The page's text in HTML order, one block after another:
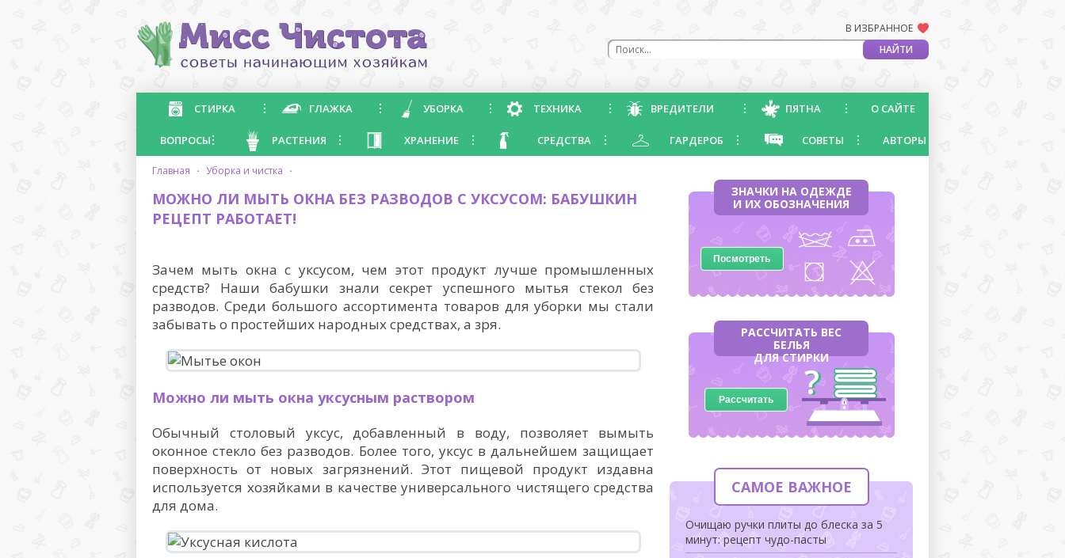
В ИЗБРАННОЕ
СТИРКА ГЛАЖКА УБОРКА ТЕХНИКА ВРЕДИТЕЛИ ПЯТНА О САЙТЕ
ВОПРОСЫ РАСТЕНИЯ ХРАНЕНИЕ СРЕДСТВА ГАРДЕРОБ СОВЕТЫ АВТОРЫ
главная · уборка и чистка ·
МОЖНО ЛИ МЫТЬ ОКНА БЕЗ РАЗВОДОВ С УКСУСОМ: БАБУШКИН
РЕЦЕПТ РАБОТАЕТ!
Зачем мыть окна с уксусом, чем этот продукт лучше промышленных
средств? Наши бабушки знали секрет успешного мытья стекол без
разводов. Среди большого ассортимента товаров для уборки мы стали
забывать о простейших народных средствах, а зря.
Можно ли мыть окна уксусным раствором
Обычный столовый уксус, добавленный в воду, позволяет вымыть
оконное стекло без разводов. Более того, уксус в дальнейшем защищает
поверхность от новых загрязнений. Этот пищевой продукт издавна
используется хозяйками в качестве универсального чистящего средства
для дома.
ЗНАЧКИ НА ОДЕЖДЕ
И ИХ ОБОЗНАЧЕНИЯ
Посмотреть
РАССЧИТАТЬ ВЕС
БЕЛЬЯ
ДЛЯ СТИРКИ
Рассчитать
САМОЕ ВАЖНОЕ
Очищаю ручки плиты до блеска за 5
минут: рецепт чудо-пасты